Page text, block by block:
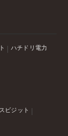
ハチドリ電力
ビジット